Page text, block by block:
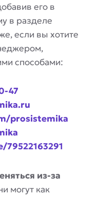
его в
в разделе
если вы хотите
способами:
47
prosistemika
из-за
могут как